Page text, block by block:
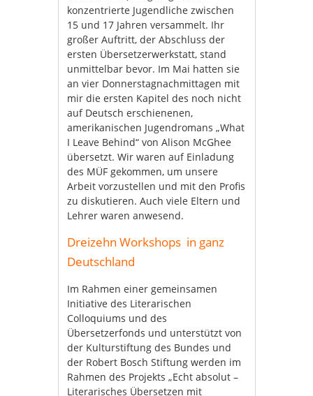
konzentrierte Jugendliche zwischen
15 und 17 Jahren versammelt. Ihr
großer Auftritt, der Abschluss der
ersten Übersetzerwerkstatt, stand
unmittelbar bevor. Im Mai hatten sie
an vier Donnerstagnachmittagen mit
mir die ersten Kapitel des noch nicht
auf Deutsch erschienenen,
amerikanischen Jugendromans „What
I Leave Behind“ von Alison McGhee
übersetzt. Wir waren auf Einladung
des MÜF gekommen, um unsere
Arbeit vorzustellen und mit den Profis
zu diskutieren. Auch viele Eltern und
Lehrer waren anwesend.
Dreizehn Workshops in ganz
Deutschland
Im Rahmen einer gemeinsamen
Initiative des Literarischen
Colloquiums und des
Übersetzerfonds und unterstützt von
der Kulturstiftung des Bundes und
der Robert Bosch Stiftung werden im
Rahmen des Projekts „Echt absolut –
Literarisches Übersetzen mit